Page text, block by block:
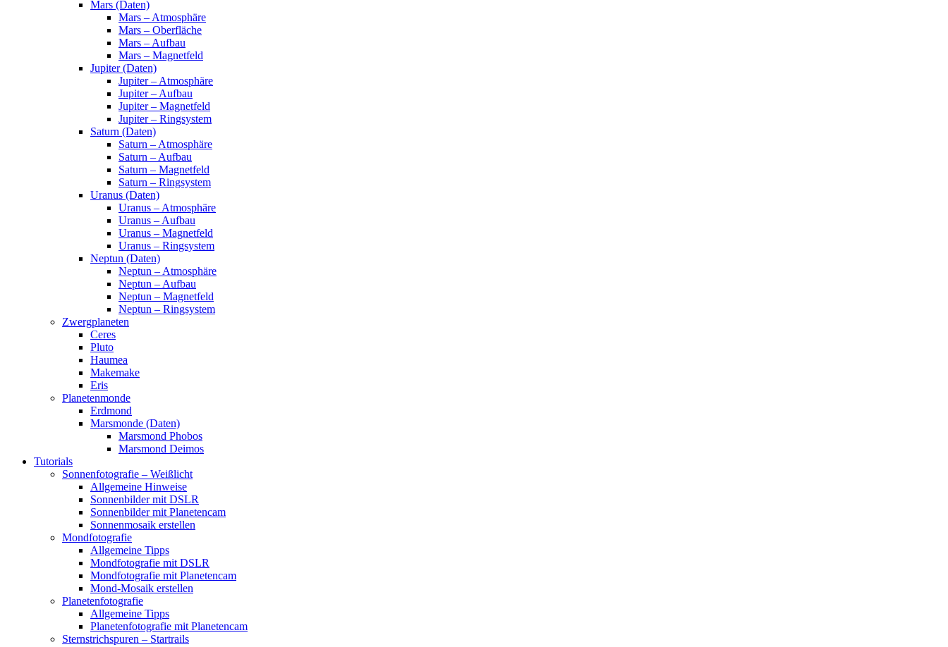
Mars (Daten)
Mars – Atmosphäre
Mars – Oberfläche
Mars – Aufbau
Mars – Magnetfeld
Jupiter (Daten)
Jupiter – Atmosphäre
Jupiter – Aufbau
Jupiter – Magnetfeld
Jupiter – Ringsystem
Saturn (Daten)
Saturn – Atmosphäre
Saturn – Aufbau
Saturn – Magnetfeld
Saturn – Ringsystem
Uranus (Daten)
Uranus – Atmosphäre
Uranus – Aufbau
Uranus – Magnetfeld
Uranus – Ringsystem
Neptun (Daten)
Neptun – Atmosphäre
Neptun – Aufbau
Neptun – Magnetfeld
Neptun – Ringsystem
Zwergplaneten
Ceres
Pluto
Haumea
Makemake
Eris
Planetenmonde
Erdmond
Marsmonde (Daten)
Marsmond Phobos
Marsmond Deimos
Tutorials
Sonnenfotografie – Weißlicht
Allgemeine Hinweise
Sonnenbilder mit DSLR
Sonnenbilder mit Planetencam
Sonnenmosaik erstellen
Mondfotografie
Allgemeine Tipps
Mondfotografie mit DSLR
Mondfotografie mit Planetencam
Mond-Mosaik erstellen
Planetenfotografie
Allgemeine Tipps
Planetenfotografie mit Planetencam
Sternstrichspuren – Startrails